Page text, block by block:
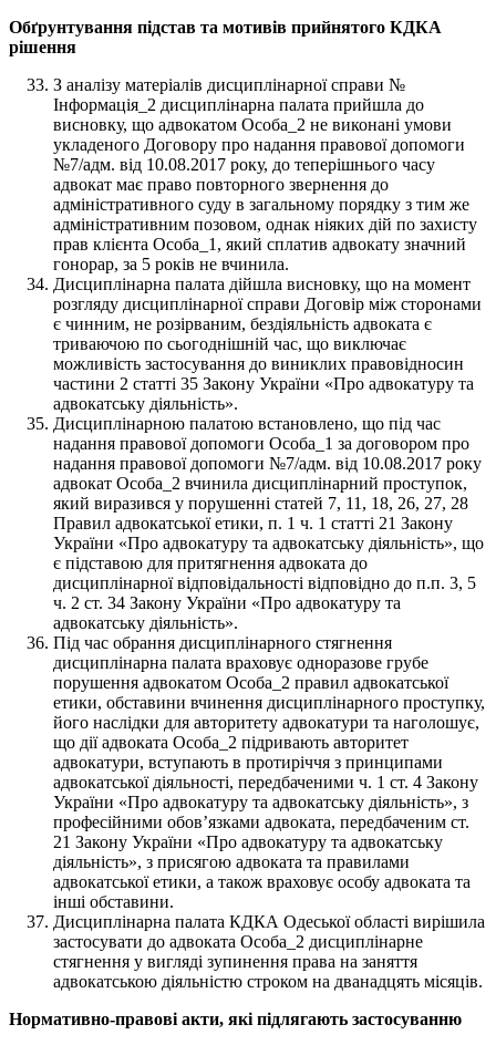
Обґрунтування підстав та мотивів прийнятого КДКА
рішення
З аналізу матеріалів дисциплінарної справи №
Інформація_2 дисциплінарна палата прийшла до
висновку, що адвокатом Особа_2 не виконані умови
укладеного Договору про надання правової допомоги
№7/адм. від 10.08.2017 року, до теперішнього часу
адвокат має право повторного звернення до
адміністративного суду в загальному порядку з тим же
адміністративним позовом, однак ніяких дій по захисту
прав клієнта Особа_1, який сплатив адвокату значний
гонорар, за 5 років не вчинила.
Дисциплінарна палата дійшла висновку, що на момент
розгляду дисциплінарної справи Договір між сторонами
є чинним, не розірваним, бездіяльність адвоката є
триваючою по сьогоднішній час, що виключає
можливість застосування до виниклих правовідносин
частини 2 статті 35 Закону України «Про адвокатуру та
адвокатську діяльність».
Дисциплінарною палатою встановлено, що під час
надання правової допомоги Особа_1 за договором про
надання правової допомоги №7/адм. від 10.08.2017 року
адвокат Особа_2 вчинила дисциплінарний проступок,
який виразився у порушенні статей 7, 11, 18, 26, 27, 28
Правил адвокатської етики, п. 1 ч. 1 статті 21 Закону
України «Про адвокатуру та адвокатську діяльність», що
є підставою для притягнення адвоката до
дисциплінарної відповідальності відповідно до п.п. 3, 5
ч. 2 ст. 34 Закону України «Про адвокатуру та
адвокатську діяльність».
Під час обрання дисциплінарного стягнення
дисциплінарна палата враховує одноразове грубе
порушення адвокатом Особа_2 правил адвокатської
етики, обставини вчинення дисциплінарного проступку,
його наслідки для авторитету адвокатури та наголошує,
що дії адвоката Особа_2 підривають авторитет
адвокатури, вступають в протиріччя з принципами
адвокатської діяльності, передбаченими ч. 1 ст. 4 Закону
України «Про адвокатуру та адвокатську діяльність», з
професійними обов’язками адвоката, передбаченим ст.
21 Закону України «Про адвокатуру та адвокатську
діяльність», з присягою адвоката та правилами
адвокатської етики, а також враховує особу адвоката та
інші обставини.
Дисциплінарна палата КДКА Одеської області вирішила
застосувати до адвоката Особа_2 дисциплінарне
стягнення у вигляді зупинення права на заняття
адвокатською діяльністю строком на дванадцять місяців.
Нормативно-правові акти, які підлягають застосуванню